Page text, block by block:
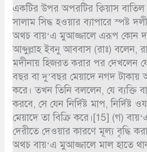
একটির উপর অপরটির ক্বিয়াস
সালাম সিদ্ধ হওয়ার ব্যাপারে স্পষ্ট
অথচ বায়‘এ মুআজ্জালে এরূপ কোন
আব্দুল্লাহ ইবনু আববাস (রাঃ) বলেন,
মদীনায় হিজরত করার পর দেখলেন
বছর বা দু’বছর মেয়াদে নগদ টাকায়
করে। তখন তিনি বললেন, যে ব্যক্তি
করবে, সে যেন নির্দিষ্ট মাপ, নির্দিষ্ট
মেয়াদে তা বিক্রি করে।[15] (গ)
দেরীতে দেওয়ার কারণে মূল্য বৃদ্ধি
অথচ বায়‘এ মুআজ্জালে মাল হাতে